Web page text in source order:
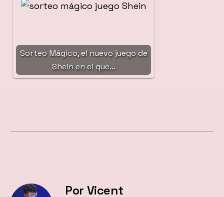
Sorteo Mágico, el nuevo juego de
Shein en el que…
Por Vicent